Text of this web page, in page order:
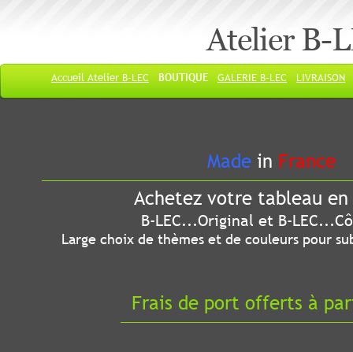
Atelier B-
Accueil Atelier B-LEC BOUTIQUE GALERIE B-LEC LIVRAISON
Made in France
Achetez votre tableau
B-LEC...Original et B-
Large choix de thèmes et de couleurs pour
Frais de port offerts à